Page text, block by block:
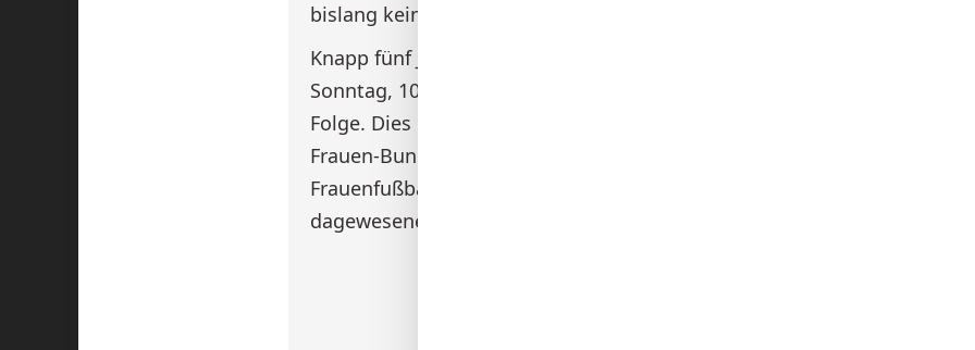
bislang keinem Team im deutschen Frauenfußball gelungen ist.
Knapp fünf Jahre und vier Spielzeiten entladen sich am heutigen
Sonntag, 10. Mai 2026 mit dem historischen dritten Aufstieg in
Folge. Dies ist kein geringerer als der Aufstieg in die Google Pixel
Frauen-Bundesliga, der höchsten Spielklasse im deutschen
Frauenfußball. Damit gelingt den VfB Frauen ein historisch noch nie
dagewesener Erfolg an drei Aufstiegen in Folge.